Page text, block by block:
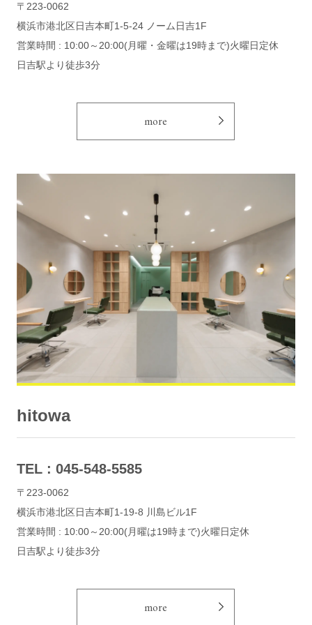
〒223-0062
横浜市港北区日吉本町1-5-24 ノーム日吉1F
営業時間 : 10:00～20:00(月曜・金曜は19時まで)火曜日定休
日吉駅より徒歩3分
more
hitowa
TEL : 045-548-5585
〒223-0062
横浜市港北区日吉本町1-19-8 川島ビル1F
営業時間 : 10:00～20:00(月曜は19時まで)火曜日定休
日吉駅より徒歩3分
more